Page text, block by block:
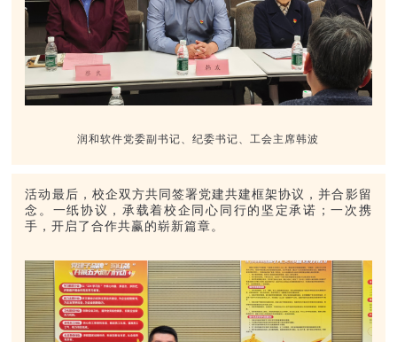
润和软件党委副书记、纪委书记、工会主席韩波
活动最后，校企双方共同签署党建共建框架协议，并合影留
念。一纸协议，承载着校企同心同行的坚定承诺；一次携
手，开启了合作共赢的崭新篇章。